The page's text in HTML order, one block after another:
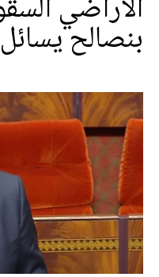
الأراضي
بنصالح